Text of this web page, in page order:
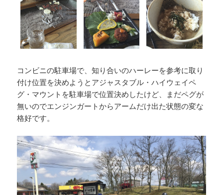
コンビニの駐車場で、知り合いのハーレーを参考に取り
付け位置を決めようとアジャスタブル・ハイウェイペ
グ・マウントを駐車場で位置決めしたけど、まだペグが
無いのでエンジンガートからアームだけ出た状態の変な
格好です。